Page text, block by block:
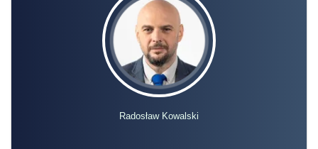
Radosław Kowalski